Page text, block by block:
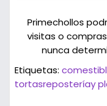
Primechollos
visitas o
nunca
Etiquetas:
tortasreposteríay